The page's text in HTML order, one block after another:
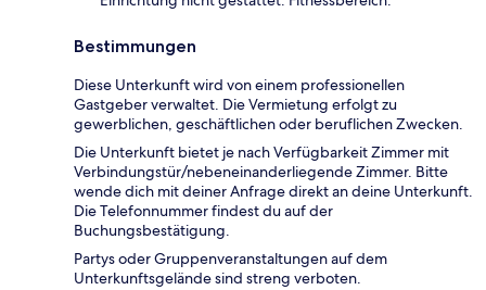
Bestimmungen
Diese Unterkunft wird von einem professionellen
Gastgeber verwaltet. Die Vermietung erfolgt zu
gewerblichen, geschäftlichen oder beruflichen Zwecken.
Die Unterkunft bietet je nach Verfügbarkeit Zimmer mit
Verbindungstür/nebeneinanderliegende Zimmer. Bitte
wende dich mit deiner Anfrage direkt an deine Unterkunft.
Die Telefonnummer findest du auf der
Buchungsbestätigung.
Partys oder Gruppenveranstaltungen auf dem
Unterkunftsgelände sind streng verboten.